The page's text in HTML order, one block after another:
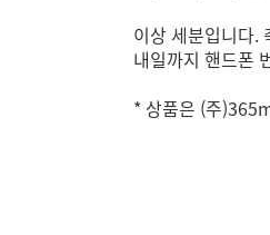
이상 세분입니다.
내일까지 핸드폰
* 상품은 (주